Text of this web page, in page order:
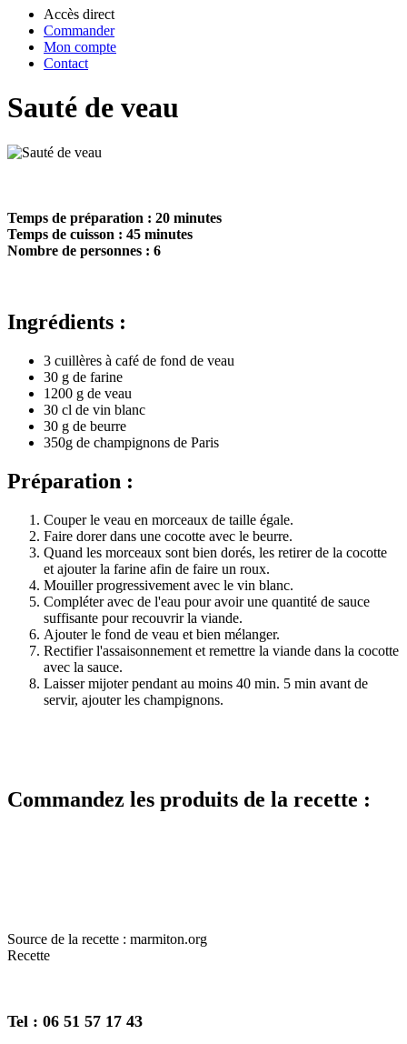
Accès direct
Commander
Mon compte
Contact
Sauté de veau
Temps de préparation : 20 minutes
Temps de cuisson : 45 minutes
Nombre de personnes : 6
Ingrédients :
3 cuillères à café de fond de veau
30 g de farine
1200 g de veau
30 cl de vin blanc
30 g de beurre
350g de champignons de Paris
Préparation :
Couper le veau en morceaux de taille égale.
Faire dorer dans une cocotte avec le beurre.
Quand les morceaux sont bien dorés, les retirer de la cocotte
et ajouter la farine afin de faire un roux.
Mouiller progressivement avec le vin blanc.
Compléter avec de l'eau pour avoir une quantité de sauce
suffisante pour recouvrir la viande.
Ajouter le fond de veau et bien mélanger.
Rectifier l'assaisonnement et remettre la viande dans la cocotte
avec la sauce.
Laisser mijoter pendant au moins 40 min. 5 min avant de
servir, ajouter les champignons.
Commandez les produits de la recette :
Source de la recette : marmiton.org
Recette
Tel : 06 51 57 17 43